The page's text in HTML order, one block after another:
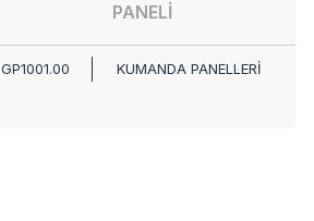
PANELİ
GP1001.00 KUMANDA PANELLERİ